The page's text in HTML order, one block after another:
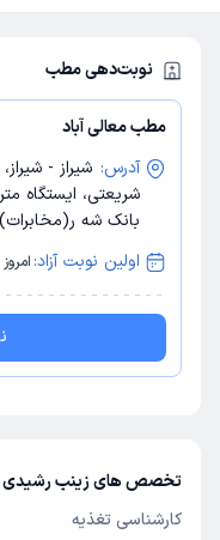
نوبت‌دهی مطب
مطب معالی آباد
آدرس: شیراز -
شریعتی، ایستگاه
بانک شه ر(مخابرات)،
اولین نوبت آزاد: امروز |
تخصص های زینب رشیدی
کارشناسی تغذیه